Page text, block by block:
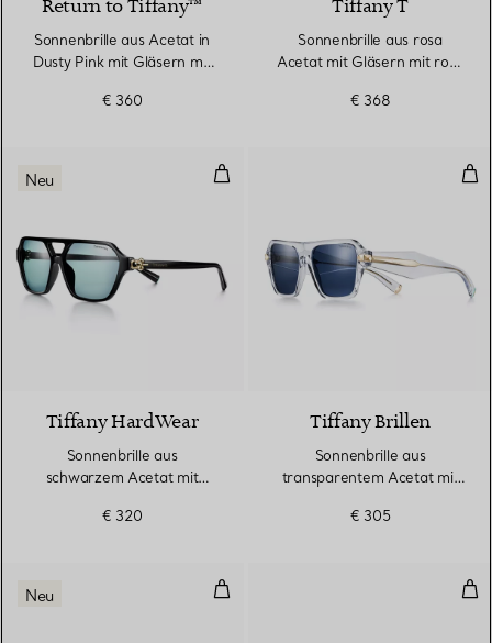
Return to Tiffany™
Sonnenbrille aus Acetat in
Dusty Pink mit Gläsern mit
€ 360
Tiffany T
Sonnenbrille aus rosa
Acetat mit Gläsern mit rosa
€ 368
Sonnenbrille aus schwarzem
Neu
Tiffany HardWear
Sonnenbrille aus
schwarzem Acetat mit
€ 320
Tiffany Brillen
Sonnenbrille aus
transparentem Acetat mit
€ 305
Sonnenbrille aus schwarzem
Neu